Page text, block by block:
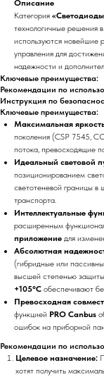
Описание
Категория
технологичные решения
используются новейшие
управления для
надежности и
Ключевые преимущества:
Рекомендации по
Инструкция по
Ключевые преимущества:
Максимальная
поколения (CSP 7545,
потока, превосходящие
Идеальный световой
позиционированием
светотеневой границы в
транспорта.
Интеллектуальные
расширенным
приложение для
Абсолютная
(гибридные или
высшей степенью защиты
+105°C обеспечивают
Превосходная
функцией PRO Canbus
ошибок на приборной
Рекомендации по
Целевое назначение:
хотят получить